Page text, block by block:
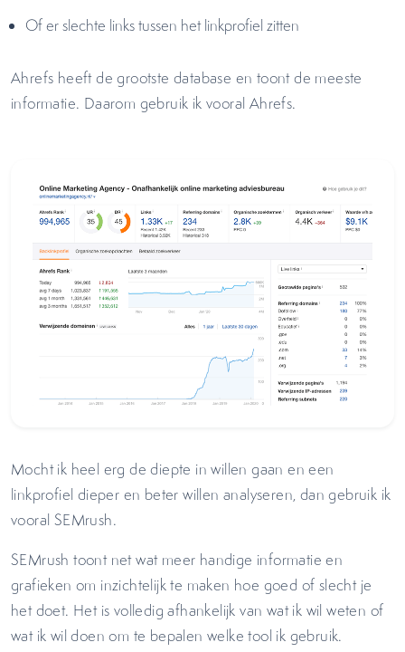
Of er slechte links tussen het linkprofiel zitten
Ahrefs heeft de grootste database en toont de meeste
informatie. Daarom gebruik ik vooral Ahrefs.
Mocht ik heel erg de diepte in willen gaan en een
linkprofiel dieper en beter willen analyseren, dan gebruik ik
vooral SEMrush.
SEMrush toont net wat meer handige informatie en
grafieken om inzichtelijk te maken hoe goed of slecht je
het doet. Het is volledig afhankelijk van wat ik wil weten of
wat ik wil doen om te bepalen welke tool ik gebruik.